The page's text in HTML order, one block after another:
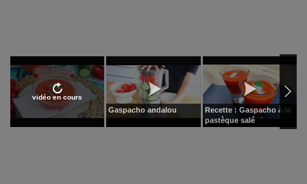
vidéo en cours
Gaspacho andalou
Recette : Gaspacho à la
pastèque salé